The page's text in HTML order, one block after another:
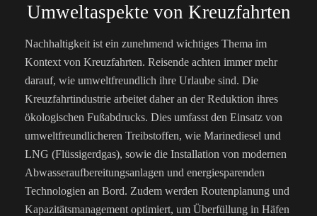
Umweltaspekte von Kreuzfahrten
Nachhaltigkeit ist ein zunehmend wichtiges Thema im
Kontext von Kreuzfahrten. Reisende achten immer mehr
darauf, wie umweltfreundlich ihre Urlaube sind. Die
Kreuzfahrtindustrie arbeitet daher an der Reduktion ihres
ökologischen Fußabdrucks. Dies umfasst den Einsatz von
umweltfreundlicheren Treibstoffen, wie Marinediesel und
LNG (Flüssigerdgas), sowie die Installation von modernen
Abwasseraufbereitungsanlagen und energiesparenden
Technologien an Bord. Zudem werden Routenplanung und
Kapazitätsmanagement optimiert, um Überfüllung in Häfen